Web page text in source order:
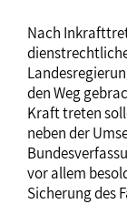
Nach
den Weg
Kraft treten
neben der
vor allem
Sicherung des